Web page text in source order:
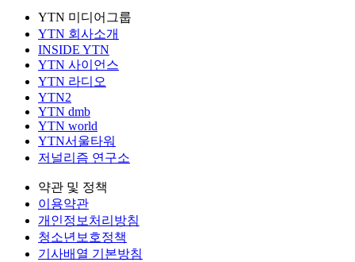
YTN 미디어그룹
YTN 회사소개
INSIDE YTN
YTN 사이언스
YTN 라디오
YTN2
YTN dmb
YTN world
YTN서울타워
저널리즘 연구소
약관 및 정책
이용약관
개인정보처리방침
청소년보호정책
기사배열 기본방침